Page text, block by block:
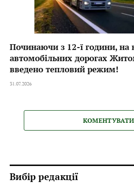
Починаючи з 12-ї години, на
автомобільних дорогах
введено тепловий режим!
31.07.2026
КОМЕНТУВАТИ
Вибір редакції